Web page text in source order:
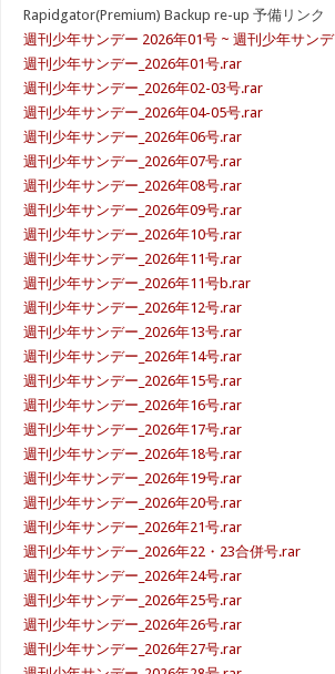
Rapidgator(Premium) Backup re-up 予備リンク
週刊少年サンデー 2026年01号 ~ 週刊少年サン
週刊少年サンデー_2026年01号.rar
週刊少年サンデー_2026年02-03号.rar
週刊少年サンデー_2026年04-05号.rar
週刊少年サンデー_2026年06号.rar
週刊少年サンデー_2026年07号.rar
週刊少年サンデー_2026年08号.rar
週刊少年サンデー_2026年09号.rar
週刊少年サンデー_2026年10号.rar
週刊少年サンデー_2026年11号.rar
週刊少年サンデー_2026年11号b.rar
週刊少年サンデー_2026年12号.rar
週刊少年サンデー_2026年13号.rar
週刊少年サンデー_2026年14号.rar
週刊少年サンデー_2026年15号.rar
週刊少年サンデー_2026年16号.rar
週刊少年サンデー_2026年17号.rar
週刊少年サンデー_2026年18号.rar
週刊少年サンデー_2026年19号.rar
週刊少年サンデー_2026年20号.rar
週刊少年サンデー_2026年21号.rar
週刊少年サンデー_2026年22・23合併号.rar
週刊少年サンデー_2026年24号.rar
週刊少年サンデー_2026年25号.rar
週刊少年サンデー_2026年26号.rar
週刊少年サンデー_2026年27号.rar